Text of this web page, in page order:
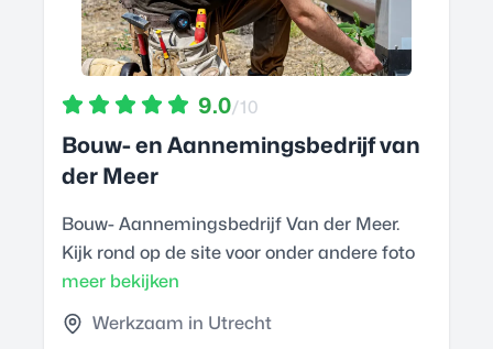
9.0/10
Bouw- en Aannemingsbedrijf van
der Meer
Bouw- Aannemingsbedrijf Van der Meer.
Kijk rond op de site voor onder andere foto
meer bekijken
Werkzaam in Utrecht